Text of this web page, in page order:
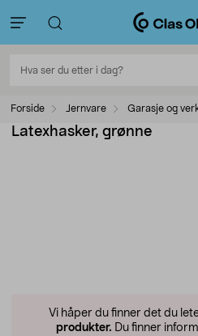
Forside Jernvare Garasje og
Latexhasker, grønne
Vi håper du finner det du
produkter. Du finner